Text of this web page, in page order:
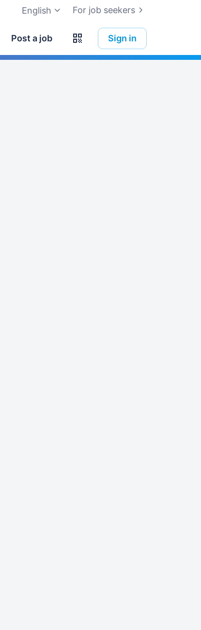
For job seekers
English
Post a job Sign in